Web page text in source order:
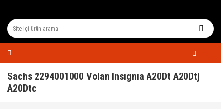
Sachs 2294001000 Volan Insıgnıa A20Dt A20Dtj
A20Dtc